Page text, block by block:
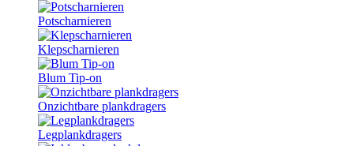
Potscharnieren
Klepscharnieren
Blum Tip-on
Onzichtbare plankdragers
Legplankdragers